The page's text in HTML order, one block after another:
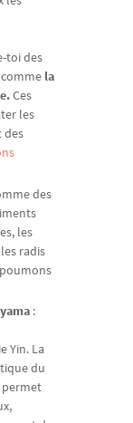
toi des
la
Ces
les
des
des
les
radis
:
Yin. La
du
permet